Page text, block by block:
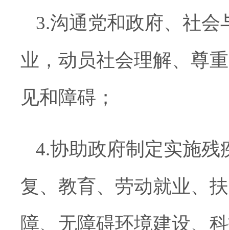
3.沟通党和政府、社
业，动员社会理解、尊
见和障碍；
4.协助政府制定实施
复、教育、劳动就业、
障、无障碍环境建设、